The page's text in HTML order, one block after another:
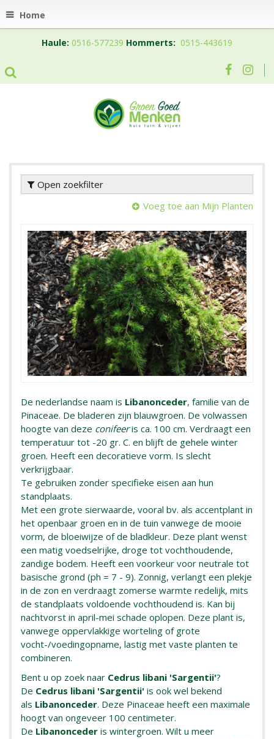
Home
Haule: 0516-577239 Hommerts: 0515-443619
Open zoekfilter
Voeg toe aan Mijn Planten
De nederlandse naam is Libanonceder, familie van de
Pinaceae. De bladeren zijn blauwgroen. De volwassen
hoogte van deze conifeeris ca. 100 cm. Verdraagt een
temperatuur tot -20 gr. C. en blijft de gehele winter
groen. Heeft een decoratieve vorm. Is slecht
verkrijgbaar.
Te gebruiken zonder specifieke eisen aan hun
standplaats.
Met een grote sierwaarde, vooral bv. als accentplant in
het openbaar groen en in de tuin vanwege de mooie
vorm, de bloeiwijze of de bladkleur. Deze plant wenst
een matig voedselrijke, droge tot vochthoudende,
zandige bodem. Heeft een voorkeur voor neutrale tot
basische grond (ph = 7 - 9). Zonnig, verlangt een plekje
in de zon en verdraagt zomerse warmte redelijk, mits
de standplaats voldoende vochthoudend is. Kan bij
nachtvorst in april-mei schade oplopen. Deze plant is,
vanwege oppervlakkige worteling of grote
vocht-/voedingopname, lastig met vaste planten te
combineren.
Bent u op zoek naar Cedrus libani 'Sargentii'?
De Cedrus libani 'Sargentii' is ook wel bekend
als Libanonceder. Deze Pinaceae heeft een maximale
hoogt van ongeveer 100 centimeter.
De Libanonceder is wintergroen. Wilt u meer